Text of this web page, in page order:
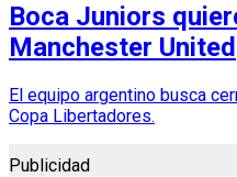
Boca Juniors
Manchester United
El equipo argentino busca
Copa Libertadores.
Publicidad